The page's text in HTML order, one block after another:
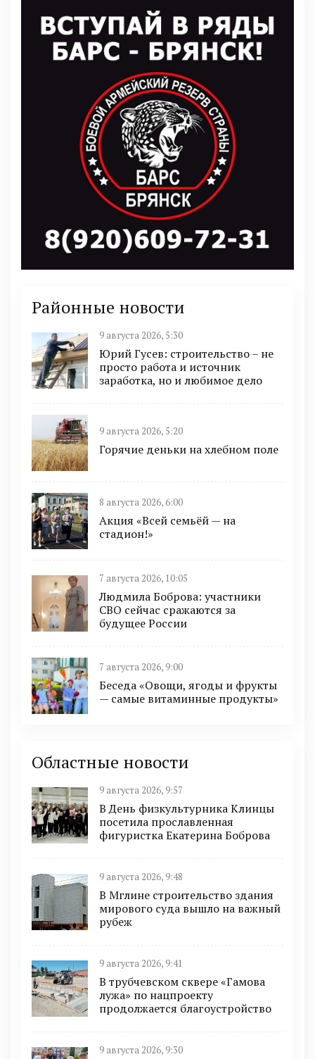
Районные новости
9 августа 2026, 5:30
Юрий Гусев: строительство – не
просто работа и источник
заработка, но и любимое дело
9 августа 2026, 5:20
Горячие деньки на хлебном поле
8 августа 2026, 6:00
Акция «Всей семьёй — на
стадион!»
7 августа 2026, 10:05
Людмила Боброва: участники
СВО сейчас сражаются за
будущее России
7 августа 2026, 9:00
Беседа «Овощи, ягоды и фрукты
— самые витаминные продукты»
Областные новости
9 августа 2026, 9:57
В День физкультурника Клинцы
посетила прославленная
фигуристка Екатерина Боброва
9 августа 2026, 9:48
В Мглине строительство здания
мирового суда вышло на важный
рубеж
9 августа 2026, 9:41
В трубчевском сквере «Гамова
лужа» по нацпроекту
продолжается благоустройство
9 августа 2026, 9:30